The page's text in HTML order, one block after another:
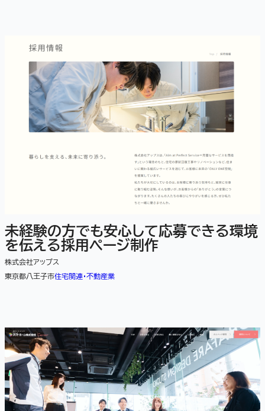
未経験の方でも安心して応募できる環境
を伝える採用ページ制作
株式会社アップス
東京都八王子市住宅関連・不動産業